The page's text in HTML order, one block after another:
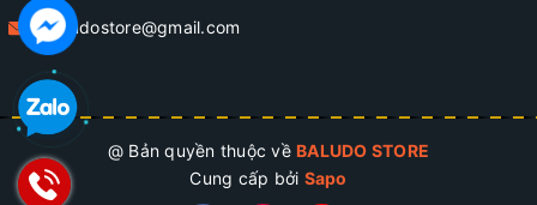
baludostore@gmail.com
@ Bản quyền thuộc vềBALUDO STORE
Cung cấp bởi Sapo